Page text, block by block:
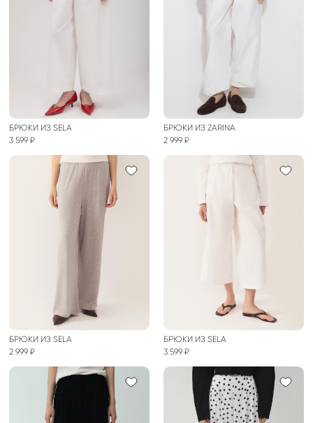
БРЮКИ ИЗ SELA
3 599 ₽
БРЮКИ ИЗ ZARINA
2 999 ₽
БРЮКИ ИЗ SELA
2 999 ₽
БРЮКИ ИЗ SELA
3 599 ₽